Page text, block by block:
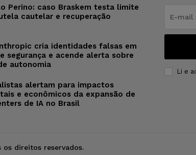
Perino: caso Braskem testa limite
cautelar e recuperação
cria identidades falsas em
segurança e acende alerta sobre
autonomia
alertam para impactos
e econômicos da expansão de
de IA no Brasil
Li e
direitos reservados.